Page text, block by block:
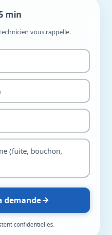
min
vous rappelle.
demande
confidentielles.